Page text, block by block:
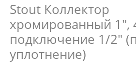
Stout Коллектор
хромированный 1",
подключение 1/2"
уплотнение)